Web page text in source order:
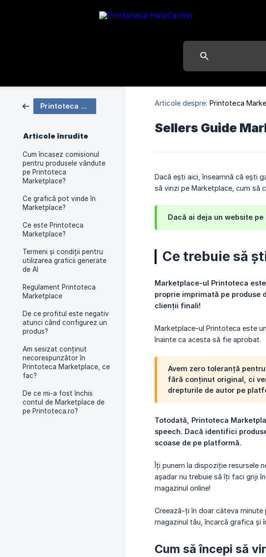
Printoteca Marketplace
Articole înrudite
Cum încasez comisionul
pentru produsele vândute
pe Printoteca
Marketplace?
Ce grafică pot vinde în
Marketplace?
Ce este Printoteca
Marketplace?
Termeni și condiții pentru
utilizarea graficii generate
de AI
Regulament Printoteca
Marketplace
De ce profitul este negativ
atunci când configurez un
produs?
Am sesizat conținut
necorespunzător în
Printoteca Marketplace, ce
fac?
De ce mi-a fost închis
contul de Marketplace de
pe Printoteca.ro?
Articole despre: Printoteca
Sellers Guide
Dacă ești aici, înseamnă că ești
să vinzi pe Marketplace, cum să
Dacă ai deja un website
Ce trebuie să
Marketplace-ul Printoteca
proprie imprimată pe produse
clienții finali!
Marketplace-ul Printoteca este
înainte ca acesta să fie aprobat.
Avem zero toleranță
fără conținut original, ci
drepturile de autor pe
Totodată, Printoteca
speech. Dacă identifici
scoase de pe platformă.
Îți punem la dispoziție resursele
așadar nu trebuie să îți faci griji
magazinul online!
Creează-ți în doar câteva
magazinul tău, încarcă grafica și
Cum să începi să